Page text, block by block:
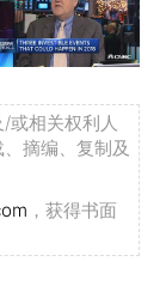
或相关权利人
摘编、复制及
，获得书面